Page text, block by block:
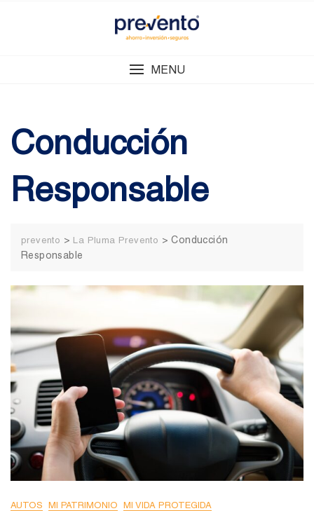
MENU
Conducción
Responsable
prevento > La Pluma Prevento >Conducción
Responsable
AUTOS MI PATRIMONIO MI VIDA PROTEGIDA